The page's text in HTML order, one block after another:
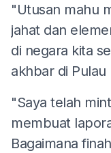
"Utusan mahu
jahat dan
di negara kita
akhbar di Pulau
"Saya telah
membuat
Bagaimana